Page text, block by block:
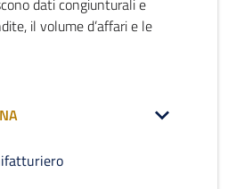
dati congiunturali e
il volume d’affari e le